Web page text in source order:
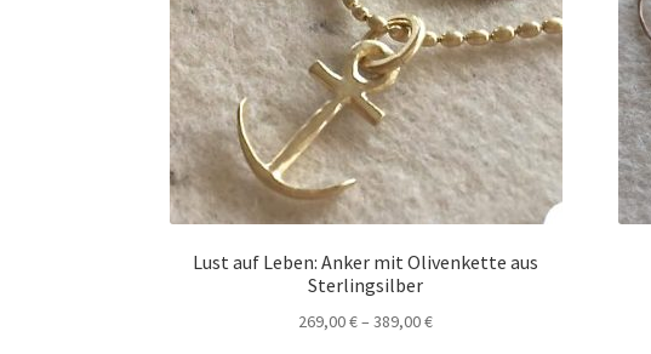
gewählt
werden
Lust auf Leben: Anker mit Olivenkette aus
Sterlingsilber
269,00€–389,00€